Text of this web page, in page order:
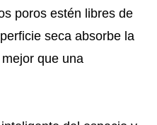
poros estén libres de
seca absorbe la
que una